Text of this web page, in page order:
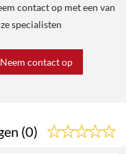
contact op met een van
specialisten
Neem contact op
(0)